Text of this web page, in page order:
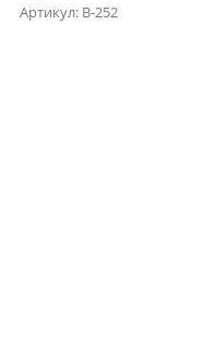
Артикул: В-252